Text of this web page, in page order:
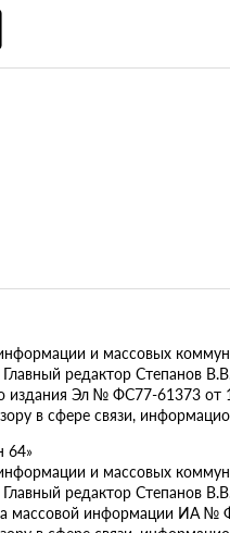
и массовых
редактор Степанов
издания Эл № ФС77-61373 от
в сфере связи,
64»
и массовых
редактор Степанов
массовой информации ИА №